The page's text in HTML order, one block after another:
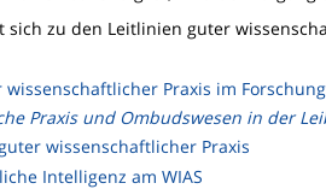
zu den Leitlinien guter
Praxis im
Praxis und Ombudswesen in der
wissenschaftlicher Praxis
Intelligenz am WIAS